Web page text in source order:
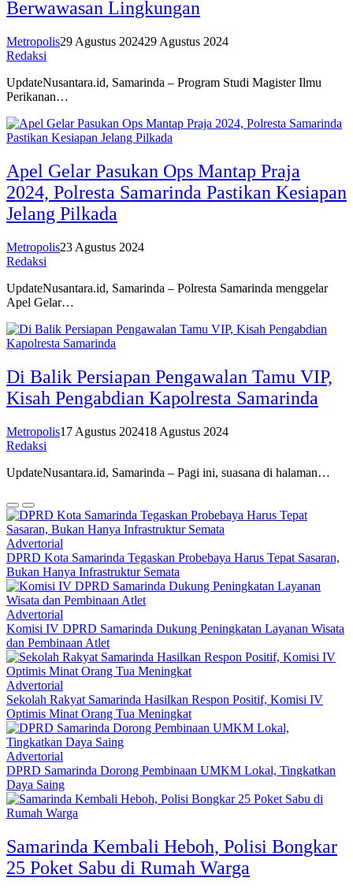
Berwawasan Lingkungan
Metropolis29 Agustus 202429 Agustus 2024
Redaksi
UpdateNusantara.id, Samarinda – Program Studi Magister Ilmu
Perikanan…
Apel Gelar Pasukan Ops Mantap Praja
2024, Polresta Samarinda Pastikan Kesiapan
Jelang Pilkada
Metropolis23 Agustus 2024
Redaksi
UpdateNusantara.id, Samarinda – Polresta Samarinda menggelar
Apel Gelar…
Di Balik Persiapan Pengawalan Tamu VIP,
Kisah Pengabdian Kapolresta Samarinda
Metropolis17 Agustus 202418 Agustus 2024
Redaksi
UpdateNusantara.id, Samarinda – Pagi ini, suasana di halaman…
Advertorial
DPRD Kota Samarinda Tegaskan Probebaya Harus Tepat Sasaran,
Bukan Hanya Infrastruktur Semata
Advertorial
Komisi IV DPRD Samarinda Dukung Peningkatan Layanan Wisata
dan Pembinaan Atlet
Advertorial
Sekolah Rakyat Samarinda Hasilkan Respon Positif, Komisi IV
Optimis Minat Orang Tua Meningkat
Advertorial
DPRD Samarinda Dorong Pembinaan UMKM Lokal, Tingkatkan
Daya Saing
Samarinda Kembali Heboh, Polisi Bongkar
25 Poket Sabu di Rumah Warga